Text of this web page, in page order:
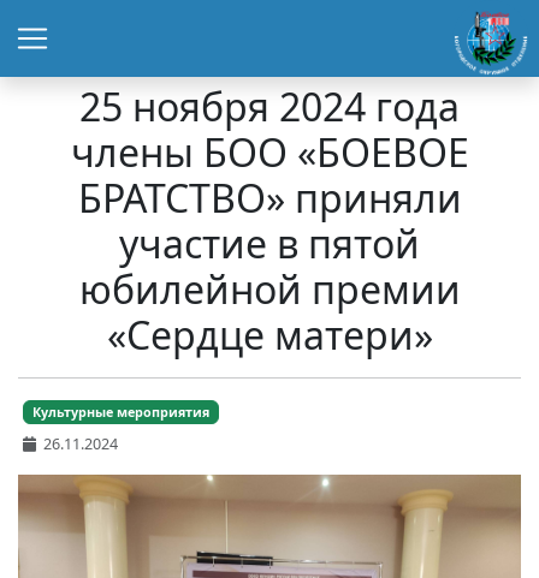
25 ноября 2024 года
члены БОО «БОЕВОЕ
БРАТСТВО» приняли
участие в пятой
юбилейной премии
«Сердце матери»
Культурные мероприятия
26.11.2024